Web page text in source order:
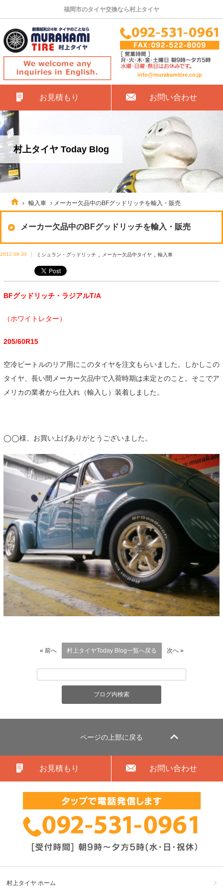
福岡市のタイヤ交換なら村上タイヤ
info@murakamitire.co.jp
お見積もり お問い合わせ
村上タイヤ Today Blog
› 輸入車 › メーカー欠品中のBFグッドリッチを輸入・販売
メーカー欠品中のBFグッドリッチを輸入・販売
2012.08.30 ミシュラン・グッドリッチ, メーカー欠品中タイヤ 輸入車
BFグッドリッチ・ラジアルT/A
（ホワイトレター）
205/60R15
空冷ビートルのリア用にこのタイヤを注文もらいました。しかしこの
タイヤ、長い間メーカー欠品中で入荷時期は未定とのこと。そこでア
メリカの業者から仕入れ（輸入し）装着しました。
◯◯様、お買い上げありがとうございました。
« 前へ 村上タイヤToday Blog一覧へ戻る 次へ »
ページの上部に戻る
お見積もり お問い合わせ
村上タイヤ ホーム